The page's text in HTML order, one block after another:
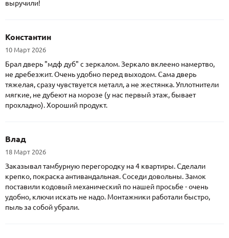
выручили!
Константин
10 Март 2026
Брал дверь "мдф дуб" с зеркалом. Зеркало вклеено намертво,
не дребезжит. Очень удобно перед выходом. Сама дверь
тяжелая, сразу чувствуется металл, а не жестянка. Уплотнители
мягкие, не дубеют на морозе (у нас первый этаж, бывает
прохладно). Хороший продукт.
Влад
18 Март 2026
Заказывал тамбурную перегородку на 4 квартиры. Сделали
крепко, покраска антивандальная. Соседи довольны. Замок
поставили кодовый механический по нашей просьбе - очень
удобно, ключи искать не надо. Монтажники работали быстро,
пыль за собой убрали.